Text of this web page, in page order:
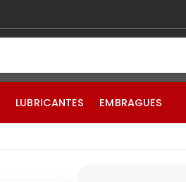
LUBRICANTES EMBRAGUES